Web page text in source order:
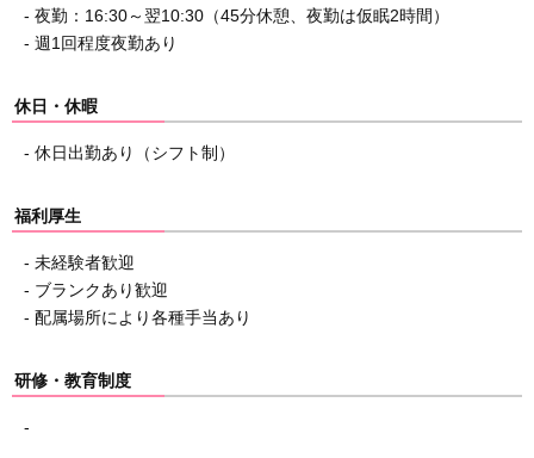
- 夜勤：16:30～翌10:30（45分休憩、夜勤は仮眠2時間）
- 週1回程度夜勤あり
休日・休暇
- 休日出勤あり（シフト制）
福利厚生
- 未経験者歓迎
- ブランクあり歓迎
- 配属場所により各種手当あり
研修・教育制度
-